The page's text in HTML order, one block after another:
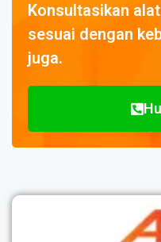
Konsultasikan
sesuai dengan
juga.